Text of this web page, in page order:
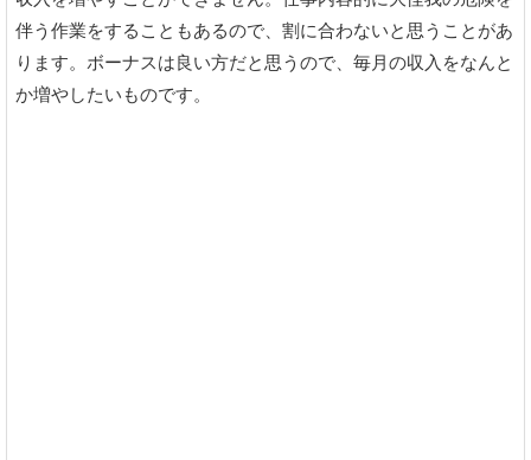
伴う作業をすることもあるので、割に合わないと思うことがあ
ります。ボーナスは良い方だと思うので、毎月の収入をなんと
か増やしたいものです。